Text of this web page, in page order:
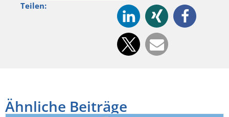
Teilen:
Ähnliche Beiträge